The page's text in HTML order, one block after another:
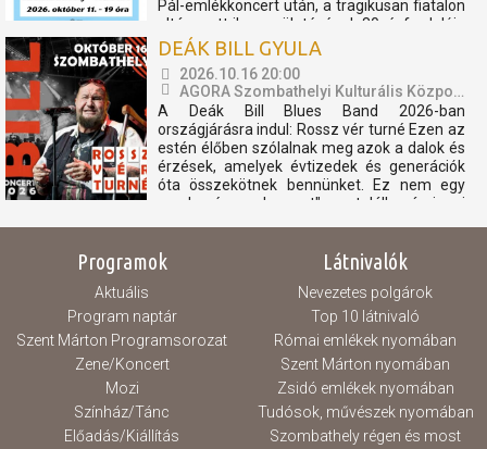
Pál-emlékkoncert után, a tragikusan fiatalon
eltávozott ikon születésének 80. évfordulója
előtt Gergely Róbert és alkotótársai új
produkcióval...
DEÁK BILL GYULA
2026.10.16 20:00
AGORA Szombathelyi Kulturális Központ
A Deák Bill Blues Band 2026-ban
országjárásra indul: Rossz vér turné Ezen az
estén élőben szólalnak meg azok a dalok és
érzések, amelyek évtizedek és generációk
óta összekötnek bennünket. Ez nem egy
,,csak még egy koncert" - ez találkozás, igazi
Programok
Aktuális
Program naptár
Szent Márton Programsorozat
Zene/Koncert
Mozi
Színház/Tánc
Előadás/Kiállítás
Látnivalók
Nevezetes polgárok
Top 10 látnivaló
Római emlékek nyomában
Szent Márton nyomában
Zsidó emlékek nyomában
Tudósok, művészek nyomában
Szombathely régen és most